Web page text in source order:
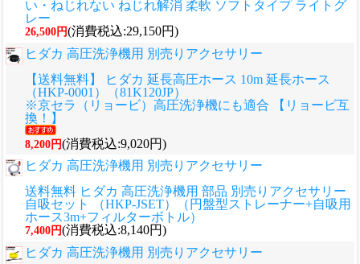
い・ねじれない ねじれ解消 柔軟 ソフトタイプ ライトグ
レー
26,500円(消費税込:29,150円)
ヒダカ 高圧洗浄機用 別売りアクセサリー
【送料無料】 ヒダカ 延長高圧ホース 10m 延長ホース
（HKP-0001）（81K120JP）
※京セラ（リョービ）高圧洗浄機にも適合 【リョービ互
換！】
8,200円(消費税込:9,020円)
ヒダカ 高圧洗浄機用 別売りアクセサリー
送料無料 ヒダカ 高圧洗浄機用 部品 別売りアクセサリー
自吸セット （HKP-JSET）（円盤型ストレーナー+自吸用
ホース3m+フィルターボトル）
7,400円(消費税込:8,140円)
ヒダカ 高圧洗浄機用 別売りアクセサリー